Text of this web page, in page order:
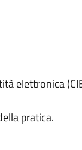
elettronica
pratica.